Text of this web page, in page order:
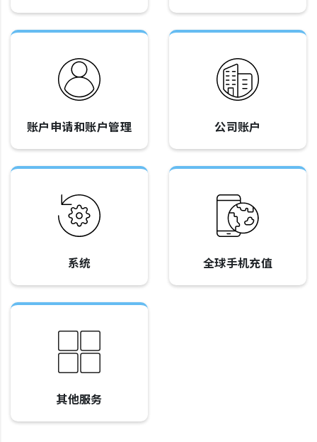
账户申请和账户管理 公司账户
系统 全球手机充值
其他服务